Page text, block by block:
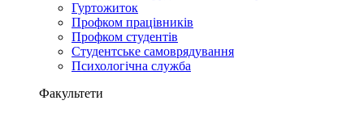
Гуртожиток
Профком працівників
Профком студентів
Студентське самоврядування
Психологічна служба
Факультети